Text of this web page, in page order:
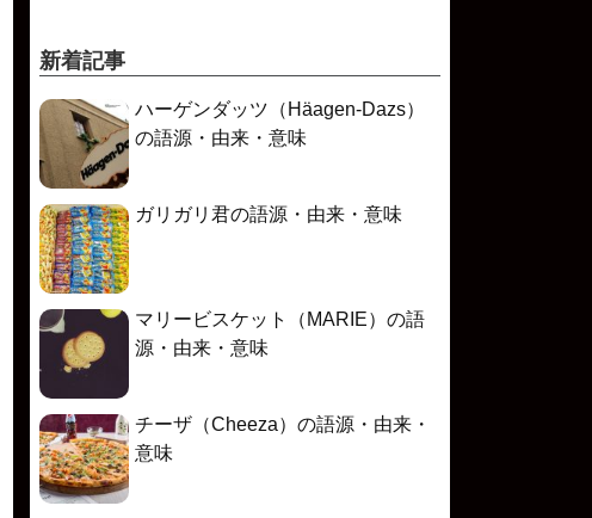
新着記事
ハーゲンダッツ（Häagen-Dazs）
の語源・由来・意味
ガリガリ君の語源・由来・意味
マリービスケット（MARIE）の語
源・由来・意味
チーザ（Cheeza）の語源・由来・
意味